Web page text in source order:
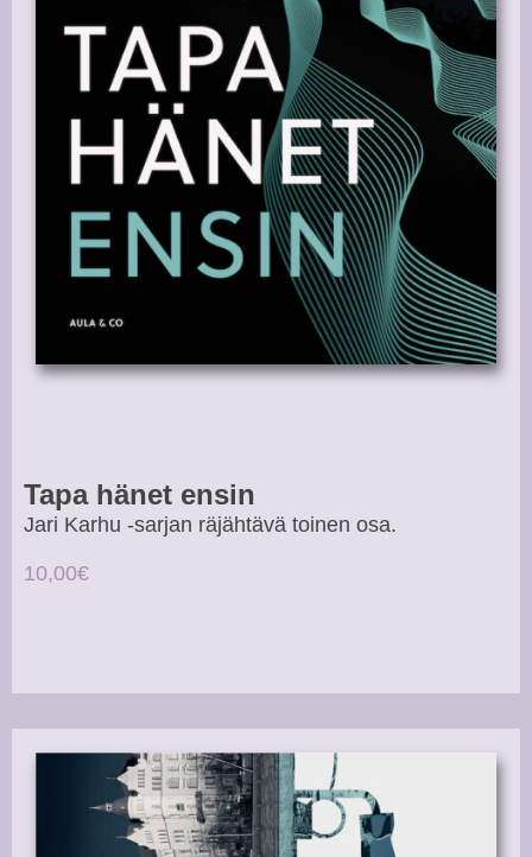
Tapa hänet ensin
Jari Karhu -sarjan räjähtävä toinen osa.
10,00€